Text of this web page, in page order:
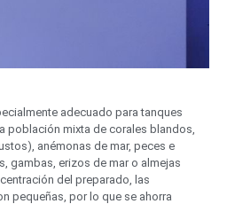
adecuado para tanques
población mixta de corales blandos,
anémonas de mar, peces e
gambas, erizos de mar o almejas
del preparado, las
pequeñas, por lo que se ahorra